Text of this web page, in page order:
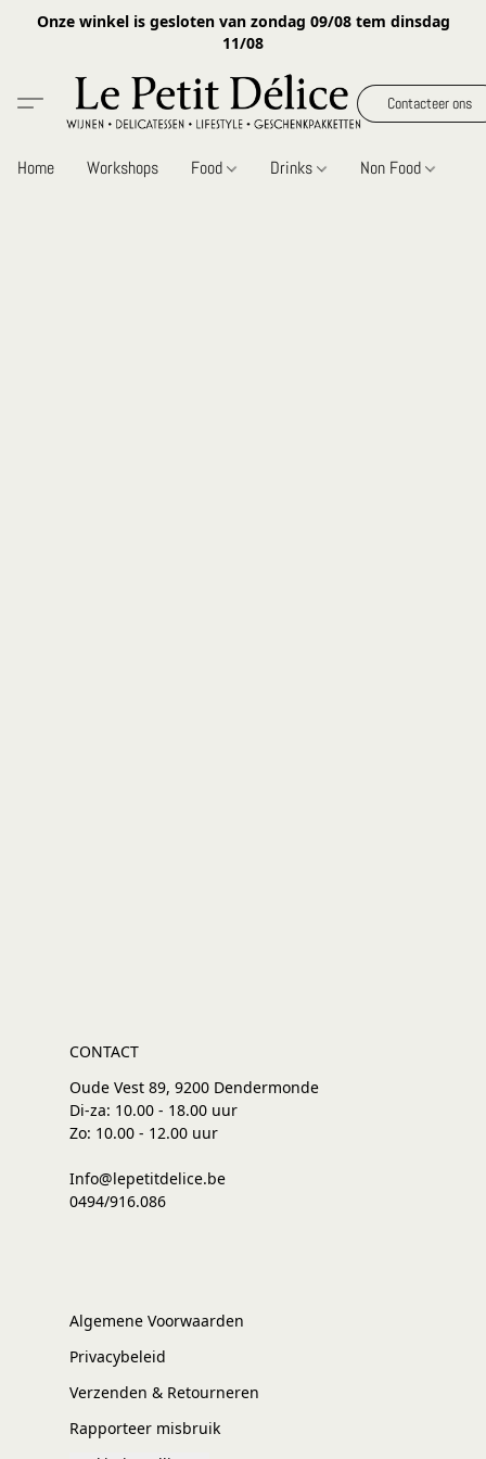
Onze winkel is gesloten van zondag 09/08 tem dinsdag
11/08
Contacteer ons
Home Workshops Food Drinks Non Food
CONTACT
Oude Vest 89, 9200 Dendermonde
Di-za: 10.00 - 18.00 uur
Zo: 10.00 - 12.00 uur
Info@lepetitdelice.be
0494/916.086
Algemene Voorwaarden
Privacybeleid
Verzenden & Retourneren
Rapporteer misbruik